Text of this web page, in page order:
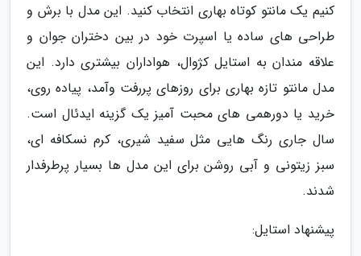
کنیم یک مانتو کوتاه بهاری انتخاب کنید. این مدل با برش و
طراحی های ساده یا اسپرت خود در بین دختران جوان و
علاقه مندان به استایل کژوال، هواداران بیشتری دارد. این
مدل مانتو تازه بهاری برای روزهای پررفت وآمد، پیاده روی،
خرید یا دورهمی های محبت آمیز یک گزینه ایدئال است.
سال جاری رنگ هایی مثل سفید شیری، کرم نسکافه ای،
سبز زیتونی و آبی روشن برای این مدل ها بسیار پرطرفدار
شدند.
پیشنهاد استایل: